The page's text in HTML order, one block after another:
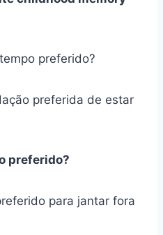
preferido?
preferida de estar
preferido?
para jantar fora